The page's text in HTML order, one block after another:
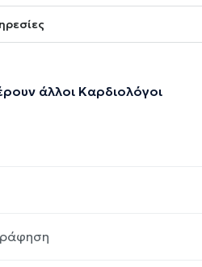
άλλοι Καρδιολόγοι